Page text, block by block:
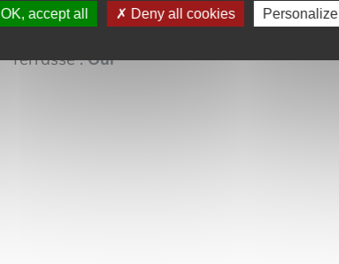
Garden :578 m 2
Terrasse :Oui
OK, accept all Deny all cookies Personalize